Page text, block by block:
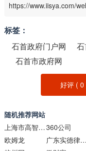
https://www.iisya.com/
标签：
石首政府门户网
石首市政府网
好评 (0
随机推荐网站
上海市高智尔球协会360公司
欧姆龙
广东实德律师事务所企业网站